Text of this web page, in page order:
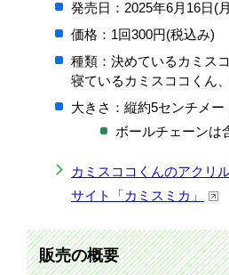
発売日：2025年6月16日(
価格：1回300円(税込み)
種類：決めているカミス
寝ているカミスココくん
大きさ：縦約5センチメ
ボールチェーンは
カミスココくんのアクリ
サイト「カミスミカ」
販売の概要